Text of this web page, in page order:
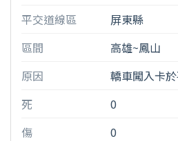
平交道線區
屏東縣
區間
高雄~鳳山
原因
轎車闖入卡
死
0
傷
0